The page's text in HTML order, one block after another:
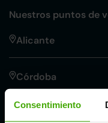
Consentimiento
Nuestros puntos de
Alicante
Córdoba